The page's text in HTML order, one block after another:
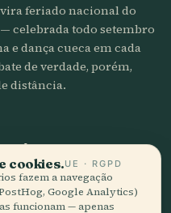
feriado nacional do
celebrada todo setembro
e dança cueca em cada
de verdade, porém,
distância.
O'Higgins
cookies.UE · RGPD
fazem a navegação
Google Analytics)
funcionam — apenas